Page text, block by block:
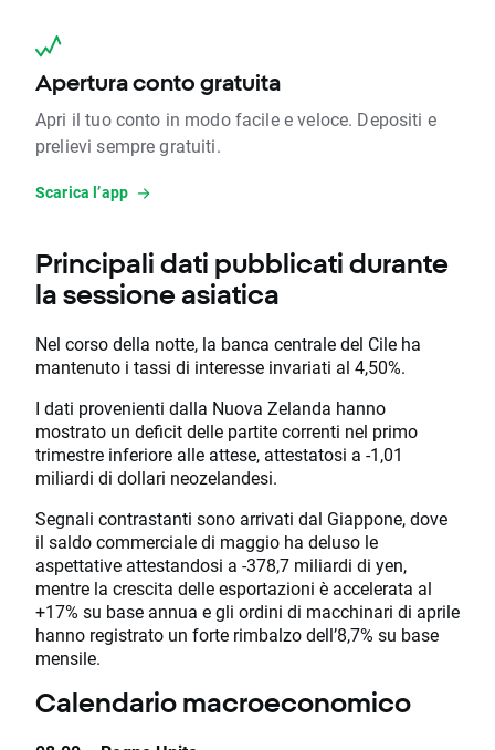
Apertura conto gratuita
Apri il tuo conto in modo facile e veloce. Depositi e
prelievi sempre gratuiti.
Scarica l’app
Principali dati pubblicati durante
la sessione asiatica
Nel corso della notte, la banca centrale del Cile ha
mantenuto i tassi di interesse invariati al 4,50%.
I dati provenienti dalla Nuova Zelanda hanno
mostrato un deficit delle partite correnti nel primo
trimestre inferiore alle attese, attestatosi a -1,01
miliardi di dollari neozelandesi.
Segnali contrastanti sono arrivati dal Giappone, dove
il saldo commerciale di maggio ha deluso le
aspettative attestandosi a -378,7 miliardi di yen,
mentre la crescita delle esportazioni è accelerata al
+17% su base annua e gli ordini di macchinari di aprile
hanno registrato un forte rimbalzo dell’8,7% su base
mensile.
Calendario macroeconomico